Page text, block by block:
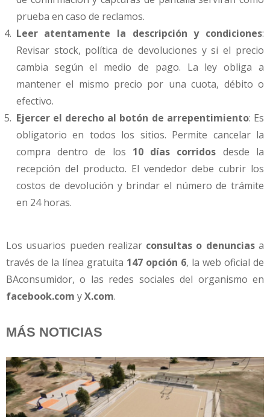
prueba en caso de reclamos.
Leer atentamente la descripción y condiciones:
Revisar stock, política de devoluciones y si el precio
cambia según el medio de pago. La ley obliga a
mantener el mismo precio por una cuota, débito o
efectivo.
Ejercer el derecho al botón de arrepentimiento: Es
obligatorio en todos los sitios. Permite cancelar la
compra dentro de los 10 días corridos desde la
recepción del producto. El vendedor debe cubrir los
costos de devolución y brindar el número de trámite
en 24 horas.
Los usuarios pueden realizar consultas o denunciasa
través de la línea gratuita 147 opción 6, la web oficial de
BAconsumidor, o las redes sociales del organismo en
facebook.com yX.com.
MÁS NOTICIAS